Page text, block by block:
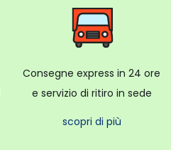
Consegne express in 24 ore
e servizio di ritiro in sede
scopri di più